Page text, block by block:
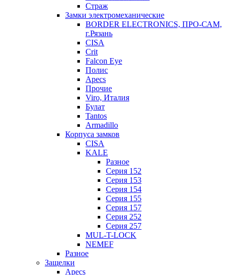
Страж
Замки электромеханические
BORDER ELECTRONICS, ПРО-САМ,
г.Рязань
CISA
Crit
Falcon Eye
Полис
Apecs
Прочие
Viro, Италия
Булат
Tantos
Armadillo
Корпуса замков
CISA
KALE
Разное
Серия 152
Серия 153
Серия 154
Серия 155
Серия 157
Серия 252
Серия 257
MUL-T-LOCK
NEMEF
Разное
Защелки
Apecs